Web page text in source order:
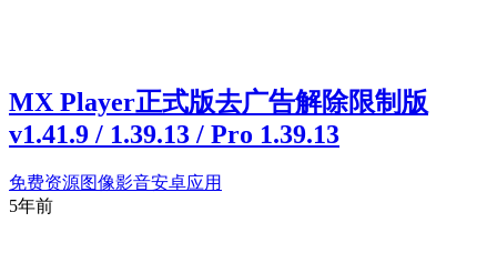
MX Player正式版去广告解除限制版
v1.41.9 / 1.39.13 / Pro 1.39.13
免费资源图像影音安卓应用
5年前